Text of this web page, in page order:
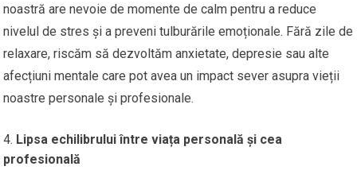
noastră are nevoie de momente de calm pentru a reduce
nivelul de stres și a preveni tulburările emoționale. Fără zile de
relaxare, riscăm să dezvoltăm anxietate, depresie sau alte
afecțiuni mentale care pot avea un impact sever asupra vieții
noastre personale și profesionale.
Lipsa echilibrului între viața personală și cea
profesională